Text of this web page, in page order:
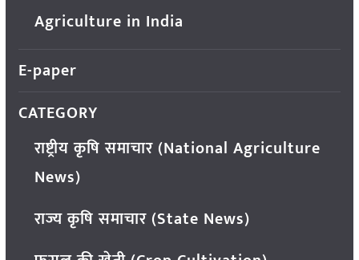
Agriculture in India
E-paper
CATEGORY
राष्ट्रीय कृषि समाचार (National Agriculture
News)
राज्य कृषि समाचार (State News)